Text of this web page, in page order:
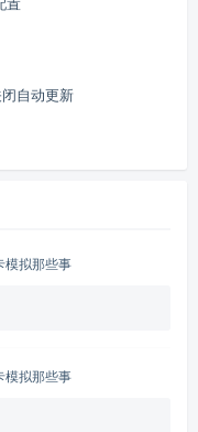
自动更新
模拟那些事
模拟那些事